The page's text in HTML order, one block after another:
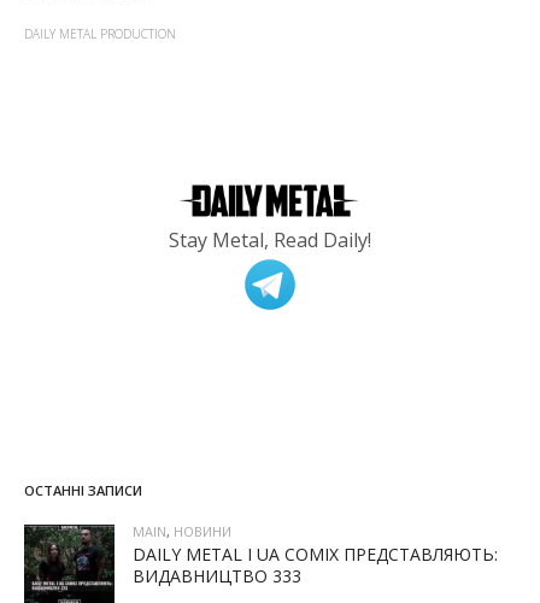
DAILY METAL PRODUCTION
Stay Metal, Read Daily!
ОСТАННІ ЗАПИСИ
MAIN, НОВИНИ
DAILY METAL І UA COMIX ПРЕДСТАВЛЯЮТЬ:
ВИДАВНИЦТВО 333